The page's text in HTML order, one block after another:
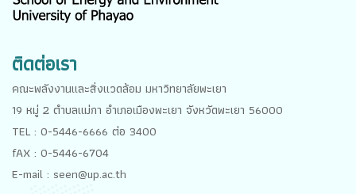
ติดต่อเรา
คณะพลังงานและสิ่งแวดล้อม มหาวิทยาลัยพะเยา
19 หมู่ 2 ตำบลแม่กา อำเภอเมืองพะเยา จังหวัดพะเยา 56000
TEL : 0-5446-6666 ต่อ 3400
fAX : 0-5446-6704
E-mail : seen@up.ac.th